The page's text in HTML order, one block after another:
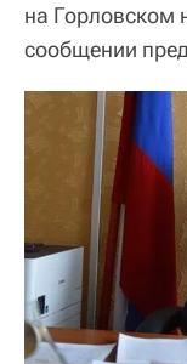
на Горловском
сообщении